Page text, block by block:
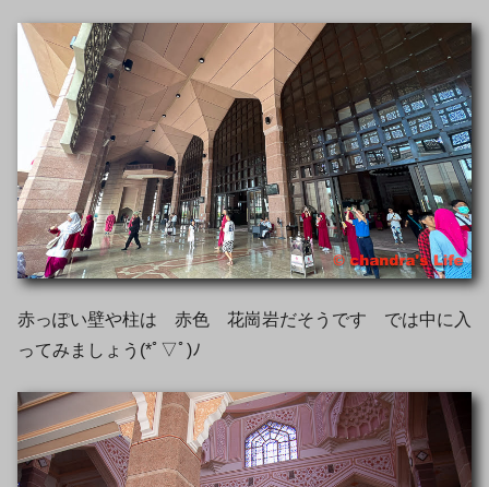
赤っぽい壁や柱は 赤色 花崗岩だそうです では中に入
ってみましょう(*ﾟ▽ﾟ)ﾉ